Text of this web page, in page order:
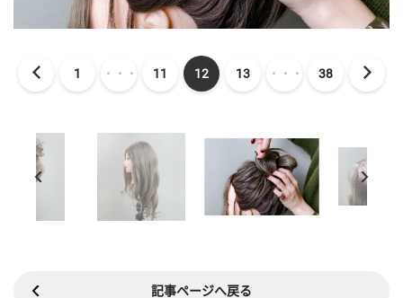
1 ・・・ 11 12 13 ・・・ 38
記事ページへ戻る